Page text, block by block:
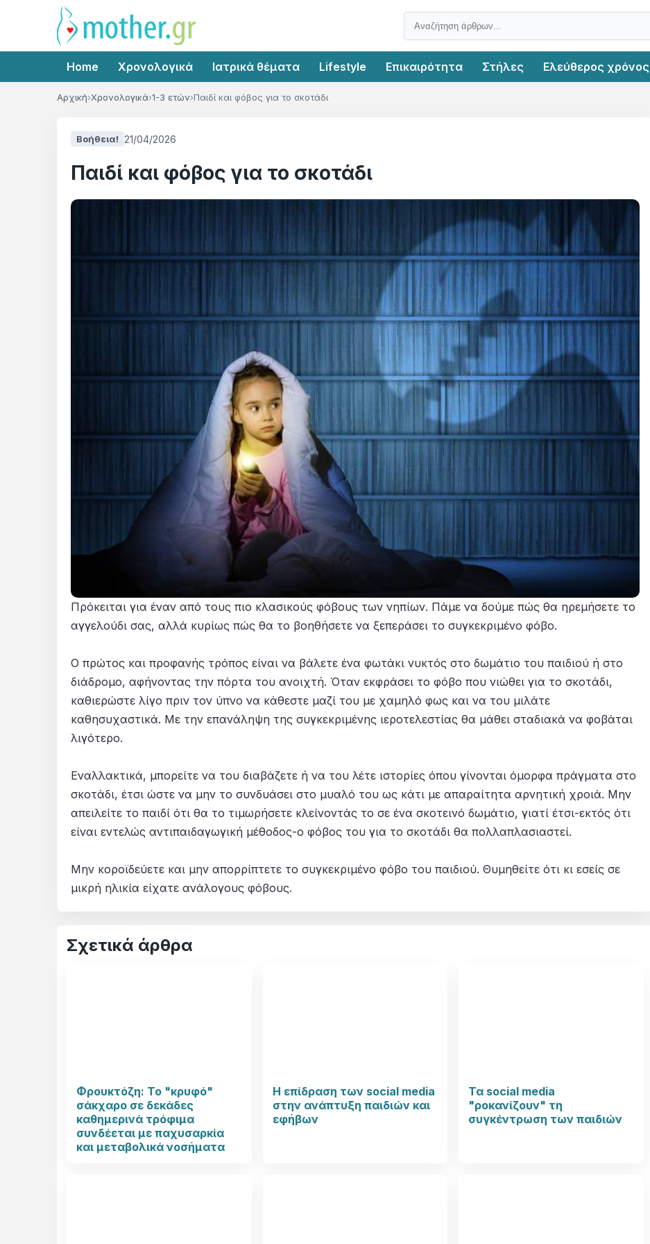
Home Χρονολογικά Ιατρικά θέματα Lifestyle Επικαιρότητα Στήλες Ελεύθερος χρόνος
Αρχική Χρονολογικά 1-3 ετών Παιδί και φόβος για το σκοτάδι
Βοήθεια! 21/04/2026
Παιδί και φόβος για το σκοτάδι
Πρόκειται για έναν από τους πιο κλασικούς φόβους των νηπίων. Πάμε να δούμε πώς θα ηρεμήσετε το
αγγελούδι σας, αλλά κυρίως πώς θα το βοηθήσετε να ξεπεράσει το συγκεκριμένο φόβο.
Ο πρώτος και προφανής τρόπος είναι να βάλετε ένα φωτάκι νυκτός στο δωμάτιο του παιδιού ή στο
διάδρομο, αφήνοντας την πόρτα του ανοιχτή. Όταν εκφράσει το φόβο που νιώθει για το σκοτάδι,
καθιερώστε λίγο πριν τον ύπνο να κάθεστε μαζί του με χαμηλό φως και να του μιλάτε
καθησυχαστικά. Με την επανάληψη της συγκεκριμένης ιεροτελεστίας θα μάθει σταδιακά να φοβάται
λιγότερο.
Εναλλακτικά, μπορείτε να του διαβάζετε ή να του λέτε ιστορίες όπου γίνονται όμορφα πράγματα στο
σκοτάδι, έτσι ώστε να μην το συνδυάσει στο μυαλό του ως κάτι με απαραίτητα αρνητική χροιά. Μην
απειλείτε το παιδί ότι θα το τιμωρήσετε κλείνοντάς το σε ένα σκοτεινό δωμάτιο, γιατί έτσι-εκτός ότι
είναι εντελώς αντιπαιδαγωγική μέθοδος-ο φόβος του για το σκοτάδι θα πολλαπλασιαστεί.
Μην κοροϊδεύετε και μην απορρίπτετε το συγκεκριμένο φόβο του παιδιού. Θυμηθείτε ότι κι εσείς σε
μικρή ηλικία είχατε ανάλογους φόβους.
Σχετικά άρθρα
Φρουκτόζη: Το "κρυφό"
σάκχαρο σε δεκάδες
καθημερινά τρόφιμα
συνδέεται με παχυσαρκία
και μεταβολικά νοσήματα
Η επίδραση των social media
στην ανάπτυξη παιδιών και
εφήβων
Τα social media
"ροκανίζουν" τη
συγκέντρωση των παιδιών